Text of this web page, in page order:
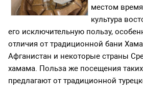
местом
культура
его исключительную пользу,
отличия от традиционной бани
Афганистан и некоторые страны
хамама. Польза же посещения
предлагают от традиционной